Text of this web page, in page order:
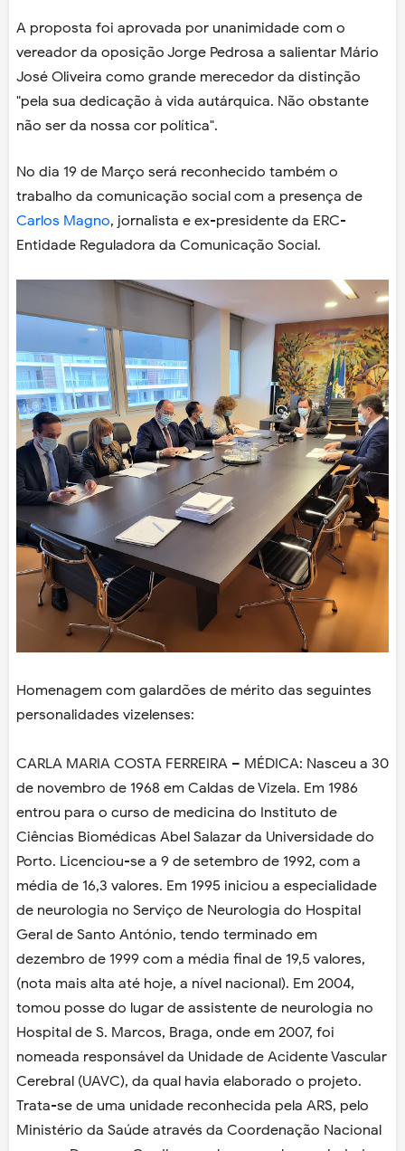
A proposta foi aprovada por unanimidade com o
vereador da oposição Jorge Pedrosa a salientar Mário
José Oliveira como grande merecedor da distinção
"pela sua dedicação à vida autárquica. Não obstante
não ser da nossa cor política".
No dia 19 de Março será reconhecido também o
trabalho da comunicação social com a presença de
Carlos Magno, jornalista e ex-presidente da ERC-
Entidade Reguladora da Comunicação Social.
Homenagem com galardões de mérito das seguintes
personalidades vizelenses:
CARLA MARIA COSTA FERREIRA – MÉDICA: Nasceu a 30
de novembro de 1968 em Caldas de Vizela. Em 1986
entrou para o curso de medicina do Instituto de
Ciências Biomédicas Abel Salazar da Universidade do
Porto. Licenciou-se a 9 de setembro de 1992, com a
média de 16,3 valores. Em 1995 iniciou a especialidade
de neurologia no Serviço de Neurologia do Hospital
Geral de Santo António, tendo terminado em
dezembro de 1999 com a média final de 19,5 valores,
(nota mais alta até hoje, a nível nacional). Em 2004,
tomou posse do lugar de assistente de neurologia no
Hospital de S. Marcos, Braga, onde em 2007, foi
nomeada responsável da Unidade de Acidente Vascular
Cerebral (UAVC), da qual havia elaborado o projeto.
Trata-se de uma unidade reconhecida pela ARS, pelo
Ministério da Saúde através da Coordenação Nacional